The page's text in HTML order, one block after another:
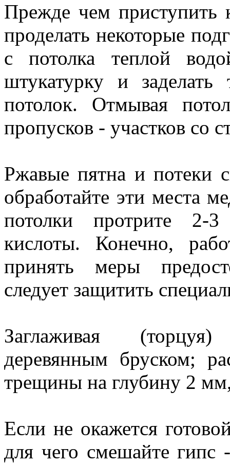
Прежде чем приступить
проделать некоторые
с потолка теплой
штукатурку и
потолок. Отмывая
пропусков - участков со
Ржавые пятна и потеки
обработайте эти места
потолки протрите 2-
кислоты. Конечно,
принять меры
следует защитить
Заглаживая
деревянным бруском;
трещины на глубину 2
Если не окажется
для чего смешайте